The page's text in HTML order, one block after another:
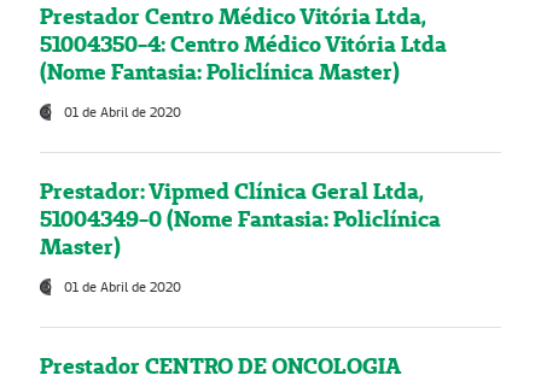
Prestador Centro Médico Vitória Ltda,
51004350-4: Centro Médico Vitória Ltda
(Nome Fantasia: Policlínica Master)
01 de Abril de 2020
Prestador: Vipmed Clínica Geral Ltda,
51004349-0 (Nome Fantasia: Policlínica
Master)
01 de Abril de 2020
Prestador CENTRO DE ONCOLOGIA